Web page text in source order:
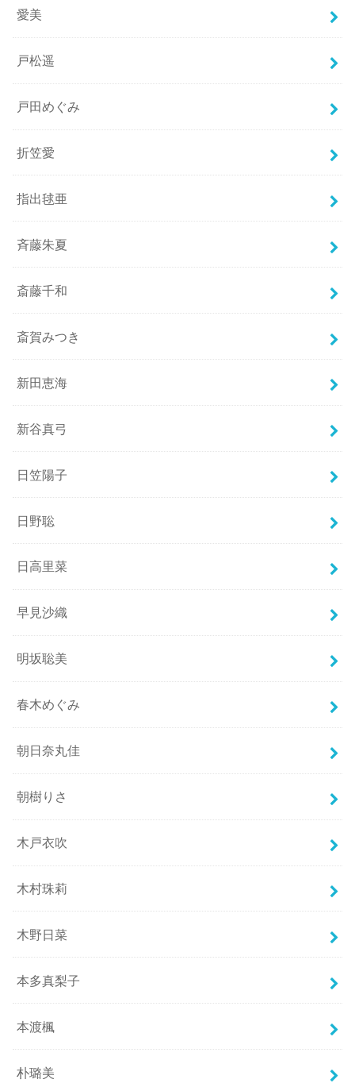
愛美
戸松遥
戸田めぐみ
折笠愛
指出毬亜
斉藤朱夏
斎藤千和
斎賀みつき
新田恵海
新谷真弓
日笠陽子
日野聡
日高里菜
早見沙織
明坂聡美
春木めぐみ
朝日奈丸佳
朝樹りさ
木戸衣吹
木村珠莉
木野日菜
本多真梨子
本渡楓
朴璐美